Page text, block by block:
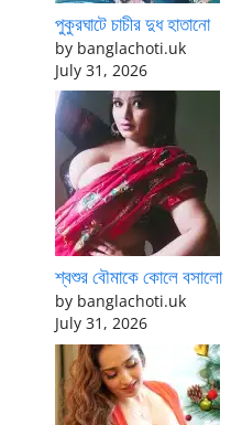
পুকুরঘাটে চাচীর দুধ হাতানো
by banglachoti.uk
July 31, 2026
শ্বশুর বৌমাকে কোলে বসালো
by banglachoti.uk
July 31, 2026